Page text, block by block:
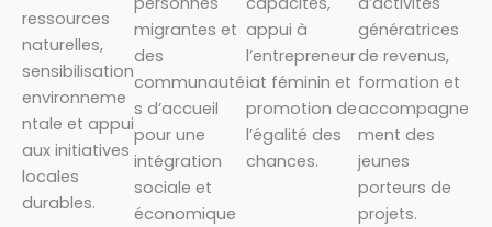
ressources
naturelles,
sensibilisation
environneme
ntale et appui
aux initiatives
locales
durables.
migrantes et
des
communauté
s d’accueil
pour une
intégration
sociale et
économique
appui à
l’entrepreneur
iat féminin et
promotion de
l’égalité des
chances.
génératrices
de revenus,
formation et
accompagne
ment des
jeunes
porteurs de
projets.